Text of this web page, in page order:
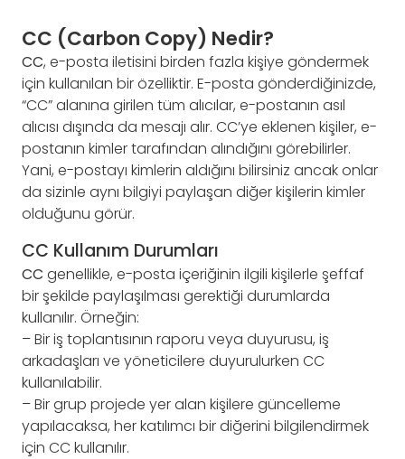
CC (Carbon Copy) Nedir?
CC, e-posta iletisini birden fazla kişiye göndermek
için kullanılan bir özelliktir. E-posta gönderdiğinizde,
“CC” alanına girilen tüm alıcılar, e-postanın asıl
alıcısı dışında da mesajı alır. CC’ye eklenen kişiler, e-
postanın kimler tarafından alındığını görebilirler.
Yani, e-postayı kimlerin aldığını bilirsiniz ancak onlar
da sizinle aynı bilgiyi paylaşan diğer kişilerin kimler
olduğunu görür.
CC Kullanım Durumları
CC genellikle, e-posta içeriğinin ilgili kişilerle şeffaf
bir şekilde paylaşılması gerektiği durumlarda
kullanılır. Örneğin:
– Bir iş toplantısının raporu veya duyurusu, iş
arkadaşları ve yöneticilere duyurulurken CC
kullanılabilir.
– Bir grup projede yer alan kişilere güncelleme
yapılacaksa, her katılımcı bir diğerini bilgilendirmek
için CC kullanılır.